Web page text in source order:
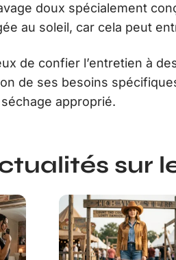
doux spécialement
au soleil, car cela peut
de confier l’entretien à
de ses besoins
approprié.
sur